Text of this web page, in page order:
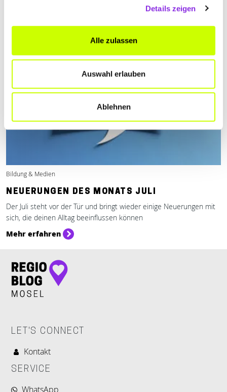
Details zeigen
Alle zulassen
Auswahl erlauben
Ablehnen
Fristen und Gesetzes-Neuerungen lest ihr hier.
Mehr erfahren
Bildung & Medien
NEUERUNGEN DES MONATS JULI
Der Juli steht vor der Tür und bringt wieder einige Neuerungen mit
sich, die deinen Alltag beeinflussen können
Mehr erfahren
LET'S CONNECT
Kontakt
SERVICE
WhatsApp